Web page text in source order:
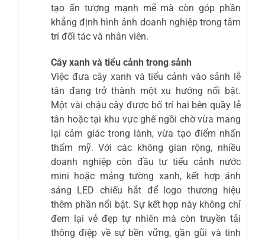
tạo ấn tượng mạnh mẽ mà còn góp phần
khẳng định hình ảnh doanh nghiệp trong tâm
trí đối tác và nhân viên.
Cây xanh và tiểu cảnh trong sảnh
Việc đưa cây xanh và tiểu cảnh vào sảnh lễ
tân đang trở thành một xu hướng nổi bật.
Một vài chậu cây được bố trí hai bên quầy lễ
tân hoặc tại khu vực ghế ngồi chờ vừa mang
lại cảm giác trong lành, vừa tạo điểm nhấn
thẩm mỹ. Với các không gian rộng, nhiều
doanh nghiệp còn đầu tư tiểu cảnh nước
mini hoặc mảng tường xanh, kết hợp ánh
sáng LED chiếu hắt để logo thương hiệu
thêm phần nổi bật. Sự kết hợp này không chỉ
đem lại vẻ đẹp tự nhiên mà còn truyền tải
thông điệp về sự bền vững, gần gũi và tinh